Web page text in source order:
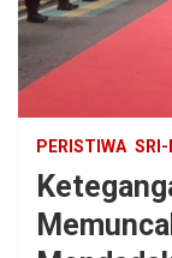
PERISTIWA SRI-